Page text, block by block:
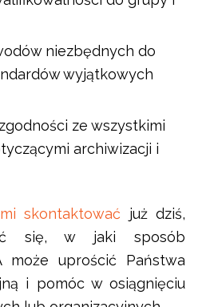
niezbędnych do
wyjątkowych
ze wszystkimi
archiwizacji i
skontaktować już dziś,
się, w jaki sposób
może uprościć Państwa
i pomóc w osiągnięciu